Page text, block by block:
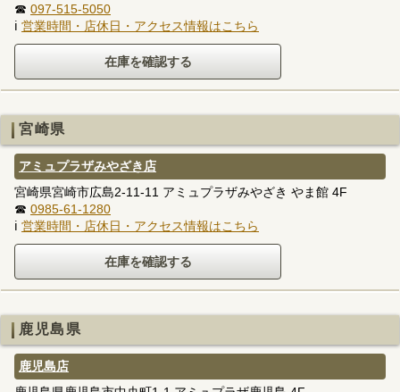
☎ 097-515-5050
ℹ 営業時間・店休日・アクセス情報はこちら
宮崎県
アミュプラザみやざき店
宮崎県宮崎市広島2-11-11 アミュプラザみやざき やま館 4F
☎ 0985-61-1280
ℹ 営業時間・店休日・アクセス情報はこちら
鹿児島県
鹿児島店